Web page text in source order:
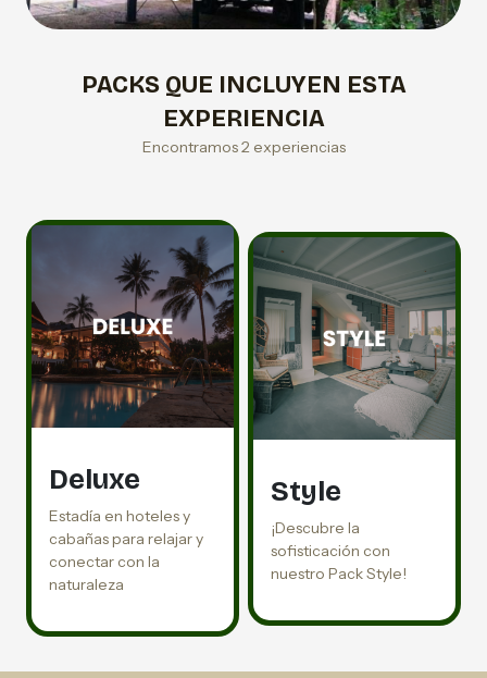
PACKS QUE INCLUYEN ESTA
EXPERIENCIA
Encontramos 2 experiencias
Deluxe
Estadía en hoteles y
cabañas para relajar y
conectar con la
naturaleza
Style
¡Descubre la
sofisticación con
nuestro Pack Style!